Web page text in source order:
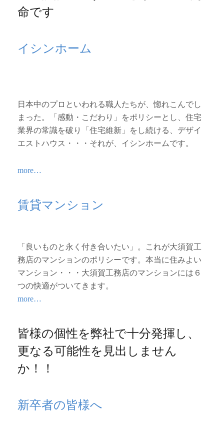
命です
イシンホーム
日本中のプロといわれる職人たちが、惚れこんでし
まった。「感動・こだわり」をポリシーとし、住宅
業界の常識を破り「住宅維新」をし続ける、デザイ
エストハウス・・・それが、イシンホームです。
more…
賃貸マンション
「良いものと永く付き合いたい」。これが大須賀工
務店のマンションのポリシーです。本当に住みよい
マンション・・・大須賀工務店のマンションには６
つの快適がついてきます。
more…
皆様の個性を弊社で十分発揮し、
更なる可能性を見出しません
か！！
新卒者の皆様へ